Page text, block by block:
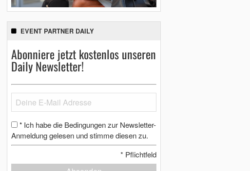
EVENT PARTNER DAILY
Abonniere jetzt kostenlos unseren
Daily Newsletter!
* Ich habe die Bedingungen zur Newsletter-
Anmeldung gelesen und stimme diesen zu.
* Pflichtfeld